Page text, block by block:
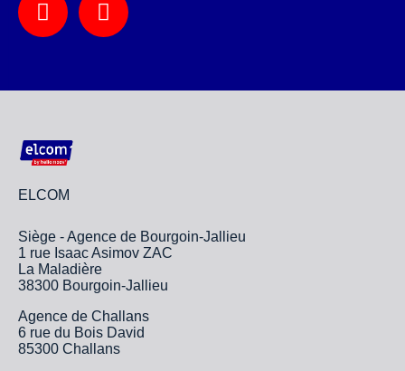
ELCOM
Siège - Agence de Bourgoin-Jallieu
1 rue Isaac Asimov ZAC
La Maladière
38300 Bourgoin-Jallieu
Agence de Challans
6 rue du Bois David
85300 Challans